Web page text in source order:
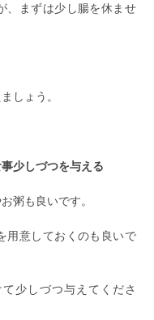
、まずは少し腸を休ませ
しょう。
少しづつを与える
粥も良いです。
用意しておくのも良いで
少しづつ与えてくださ